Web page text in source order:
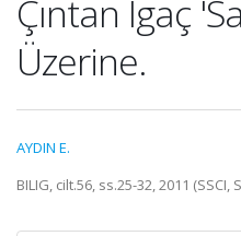
Çıntan Igaç
Üzerine.
AYDIN E.
BILIG, cilt.56, ss.25-32, 2011 (SSCI,